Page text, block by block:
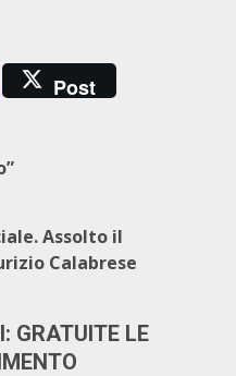
Post
Assolto il
Calabrese
GRATUITE LE